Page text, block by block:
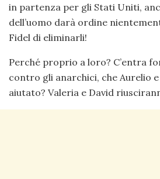
in partenza per gli Stati Uniti,
dell’uomo darà ordine
Fidel di eliminarli!
Perché proprio a loro? C’entra
contro gli anarchici, che Aurelio e
aiutato? Valeria e David